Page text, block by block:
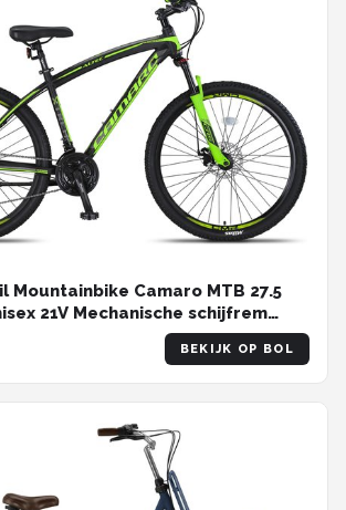
Mountainbike Camaro MTB 27.5
21V Mechanische schijfrem
BEKIJK OP BOL